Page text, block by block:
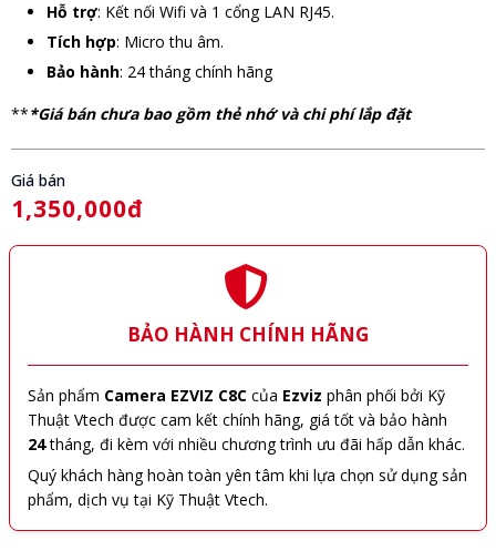
Hỗ trợ: Kết nối Wifi và 1 cổng LAN RJ45.
Tích hợp: Micro thu âm.
Bảo hành: 24 tháng chính hãng
***Giá bán chưa bao gồm thẻ nhớ và chi phí lắp đặt
Giá bán
1,350,000đ
BẢO HÀNH CHÍNH HÃNG
Sản phẩm Camera EZVIZ C8C của Ezviz phân phối bởi Kỹ
Thuật Vtech được cam kết chính hãng, giá tốt và bảo hành
24tháng, đi kèm với nhiều chương trình ưu đãi hấp dẫn khác.
Quý khách hàng hoàn toàn yên tâm khi lựa chọn sử dụng sản
phẩm, dịch vụ tại Kỹ Thuật Vtech.